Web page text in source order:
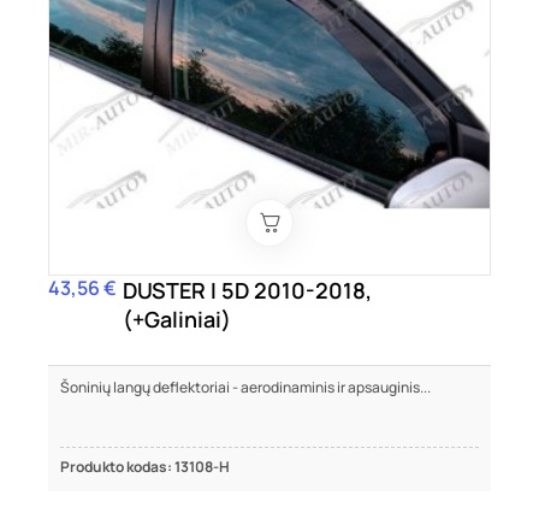
Kaina
43,56 € DUSTER I 5D 2010-2018,
(+Galiniai)
Šoninių langų deflektoriai - aerodinaminis ir apsauginis...
Produkto kodas: 13108-H